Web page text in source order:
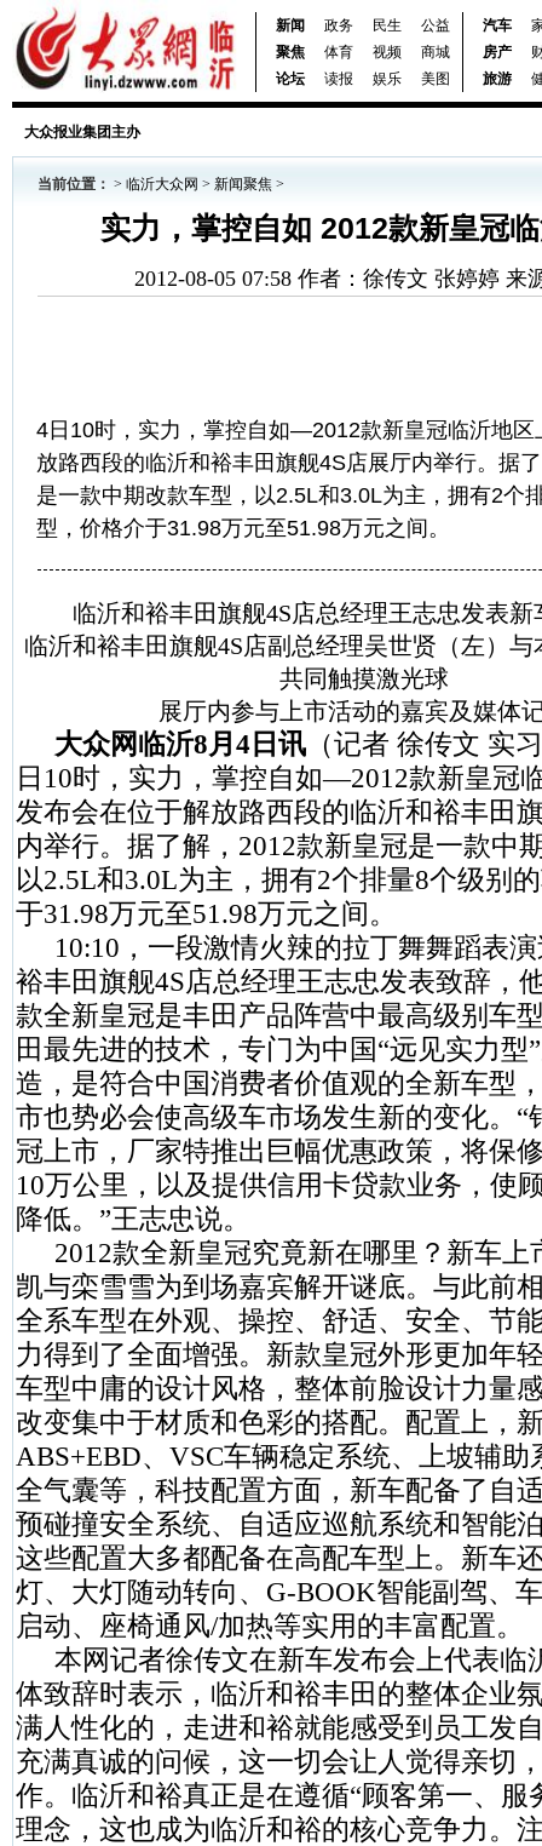
新闻 政务 民生
公益
聚焦
体育 视频
商城
论坛
读报 娱乐 美图
汽车
房产
旅游
大众报业集团主办
当前位置： > 临沂大众网 > 新闻聚焦 >
实力，掌控自如 2012款新皇冠
2012-08-05 07:58 作者：徐传文 张婷婷 来
4日10时，实力，掌控自如—2012款新皇冠临沂地区
放路西段的临沂和裕丰田旗舰4S店展厅内举行。据
是一款中期改款车型，以2.5L和3.0L为主，拥有2个
型，价格介于31.98万元至51.98万元之间。
临沂和裕丰田旗舰4S店总经理王志忠发表新
临沂和裕丰田旗舰4S店副总经理吴世贤（左）与
共同触摸激光球
展厅内参与上市活动的嘉宾及媒体
大众网临沂8月4日讯 （记者 徐传文 实
日10时，实力，掌控自如—2012款新皇冠
发布会在位于解放路西段的临沂和裕丰田
内举行。据了解，2012款新皇冠是一款中
以2.5L和3.0L为主，拥有2个排量8个级别
于31.98万元至51.98万元之间。
10:10，一段激情火辣的拉丁舞舞蹈表
裕丰田旗舰4S店总经理王志忠发表致辞，
款全新皇冠是丰田产品阵营中最高级别车
田最先进的技术，专门为中国“远见实力型
造，是符合中国消费者价值观的全新车型
市也势必会使高级车市场发生新的变化。“
冠上市，厂家特推出巨幅优惠政策，将保
10万公里，以及提供信用卡贷款业务，使
降低。”王志忠说。
2012款全新皇冠究竟新在哪里？新车上
凯与栾雪雪为到场嘉宾解开谜底。与此前
全系车型在外观、操控、舒适、安全、节
力得到了全面增强。新款皇冠外形更加年
车型中庸的设计风格，整体前脸设计力量
改变集中于材质和色彩的搭配。配置上，
ABS+EBD、VSC车辆稳定系统、上坡辅助
全气囊等，科技配置方面，新车配备了自
预碰撞安全系统、自适应巡航系统和智能
这些配置大多都配备在高配车型上。新车
灯、大灯随动转向、G-BOOK智能副驾、
启动、座椅通风/加热等实用的丰富配置。
本网记者徐传文在新车发布会上代表临
体致辞时表示，临沂和裕丰田 的整体企业
满人性化的，走进和裕就能感受到员工发
充满真诚的问候，这一切会让人觉得亲切
作。临沂和裕真正是在遵循“顾客第一、服
理念，这也成为临沂和裕的核心竞争力。